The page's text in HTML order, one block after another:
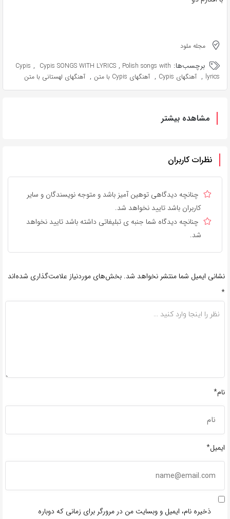
مجله ملود
برچسب‌ها: Cypis , Cypis SONGS WITH LYRICS , Polish songs with
lyrics
, آهنگهای Cypis , آهنگهای Cypis با متن , آهنگهای لهستانی با متن
مشاهده بیشتر
نظرات کاربران
چنانچه دیدگاهی توهین آمیز باشد و متوجه نویسندگان و سایر
کاربران باشد تایید نخواهد شد.
چنانچه دیدگاه شما جنبه ی تبلیغاتی داشته باشد تایید نخواهد
شد.
نشانی ایمیل شما منتشر نخواهد شد. بخش‌های موردنیاز علامت‌گذاری شده‌اند
*
نام*
ایمیل*
ذخیره نام، ایمیل و وبسایت من در مرورگر برای زمانی که دوباره